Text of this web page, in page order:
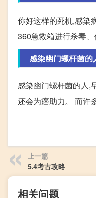
你好这样的死机,感染
360急救箱进行杀毒、
感染幽门螺杆菌
感染幽门螺杆菌的人,
还会为癌助力。 而许
上一篇
5.4考古攻略
相关问题